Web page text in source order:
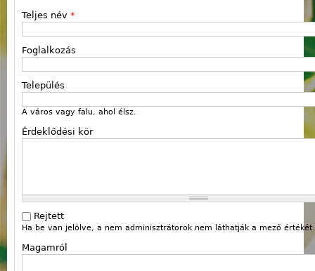
Teljes név *
Foglalkozás
Település
A város vagy falu, ahol élsz.
Érdeklődési kör
Rejtett
Ha be van jelölve, a nem adminisztrátorok nem láthatják a mező értékét.
Magamról